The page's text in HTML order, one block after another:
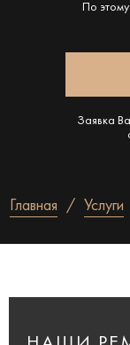
По
Заявка
Главная Услуги